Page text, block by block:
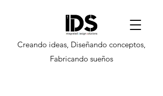
Creando ideas, Diseñando conceptos,
Fabricando sueños